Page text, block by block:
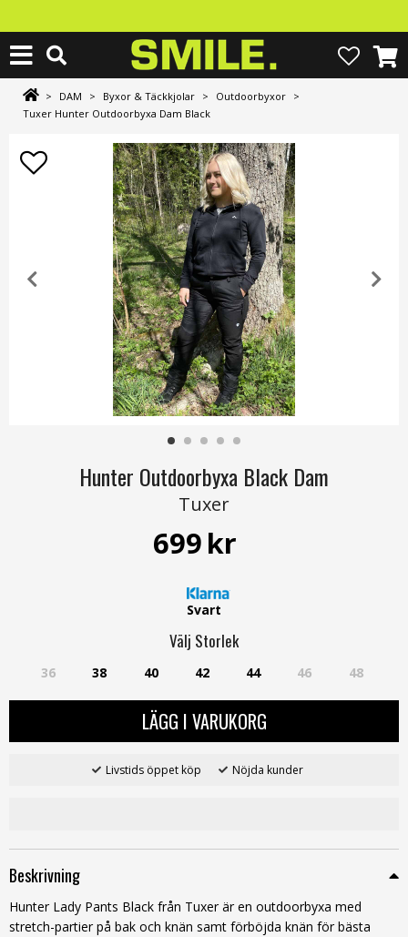
> DAM > Byxor & Täckkjolar > Outdoorbyxor >
Tuxer Hunter Outdoorbyxa Dam Black
Hunter Outdoorbyxa Black Dam
Tuxer
699kr
Svart
Välj Storlek
36 38 40 42 44 46 48
LÄGG I VARUKORG
Livstids öppet köp Nöjda kunder
Beskrivning
Hunter Lady Pants Black från Tuxer är en outdoorbyxa med
stretch-partier på bak och knän samt förböjda knän för bästa